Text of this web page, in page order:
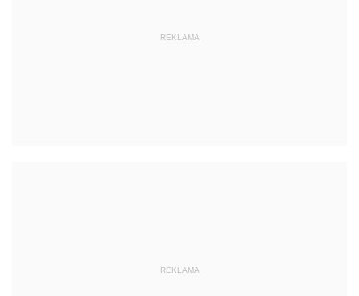
REKLAMA
REKLAMA